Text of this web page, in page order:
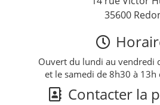
35600
Ouvert du lundi au vendredi
et le samedi de 8h30 à 13h
Contacter la